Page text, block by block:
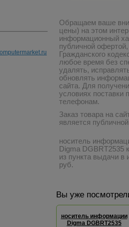
Обращаем ваше
цены) на этом
информационный
публичной
Гражданского
любое время без
удалять,
обновлять
сайта. Для
условиях поставки
телефонам.
Заказ товара на
является
носитель
Digma DGBRT2535
из пункта выдачи в
руб.
Вы уже
носитель информации
Digma DGBRT2535